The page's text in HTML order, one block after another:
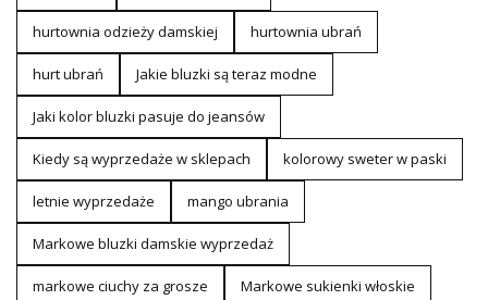
hurtownia odzieży damskiej hurtownia ubrań
hurt ubrań Jakie bluzki są teraz modne
Jaki kolor bluzki pasuje do jeansów
Kiedy są wyprzedaże w sklepach kolorowy sweter w paski
letnie wyprzedaże mango ubrania
Markowe bluzki damskie wyprzedaż
markowe ciuchy za grosze Markowe sukienki włoskie